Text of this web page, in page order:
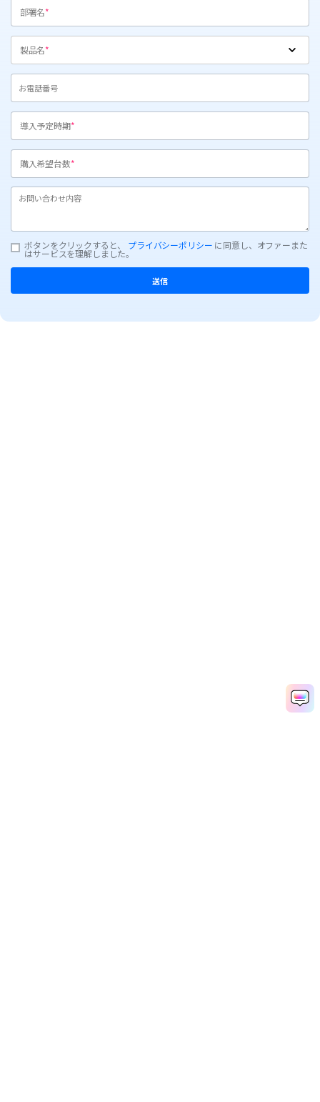
部署名
製品名
導入予定時期
購入希望台数
ボタンをクリックすると、 プライバシーポリシー に同意し、オファーまた
はサービスを理解しました。
送信